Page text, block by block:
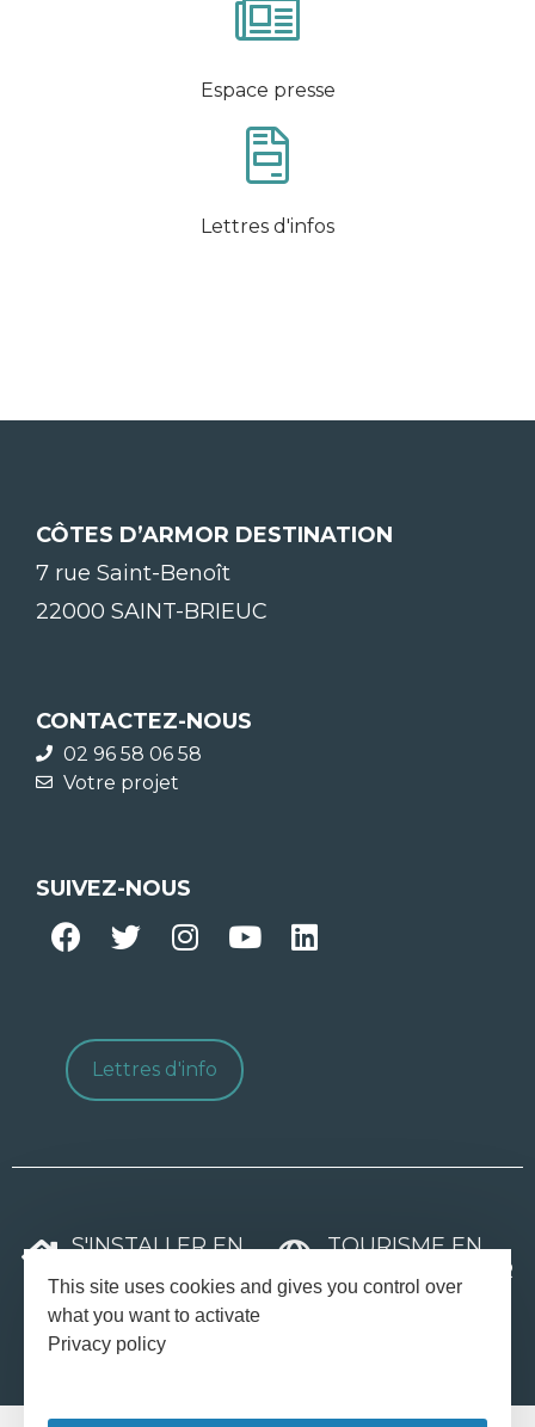
Espace presse
Lettres d'infos
CÔTES D’ARMOR DESTINATION
7 rue Saint-Benoît
22000 SAINT-BRIEUC
CONTACTEZ-NOUS
02 96 58 06 58
Votre projet
SUIVEZ-NOUS
Lettres d'info
S'INSTALLER EN
TOURISME EN
CÔTES D'ARMOR
TOURISME
DE GROUPES
This site uses cookies and gives you control over
what you want to activate
Privacy policy